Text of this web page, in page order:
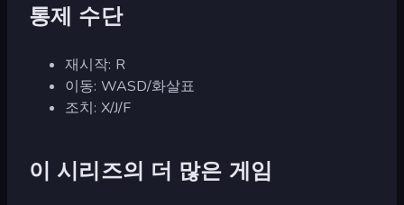
통제 수단
재시작: R
이동: WASD/화살표
조치: X/J/F
이 시리즈의 더 많은 게임